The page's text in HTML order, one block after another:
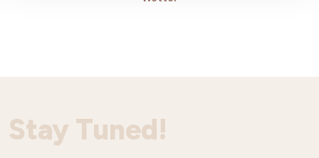
Stay Tuned!